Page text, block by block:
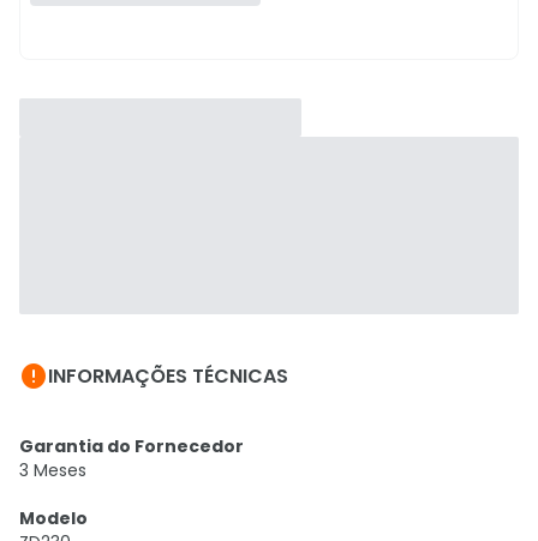
INFORMAÇÕES TÉCNICAS
Garantia do Fornecedor
3 Meses
Modelo